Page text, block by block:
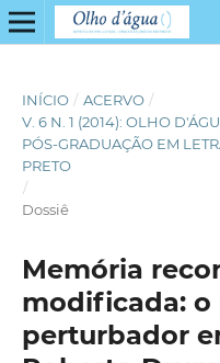
INÍCIO / ACERVO /
V. 6 N. 1 (2014): OLHO
PÓS-GRADUAÇÃO EM
PRETO
/
Dossiê
Memória
modificada: o
perturbador